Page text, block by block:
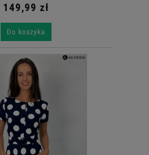
149,99 zł
Do koszyka